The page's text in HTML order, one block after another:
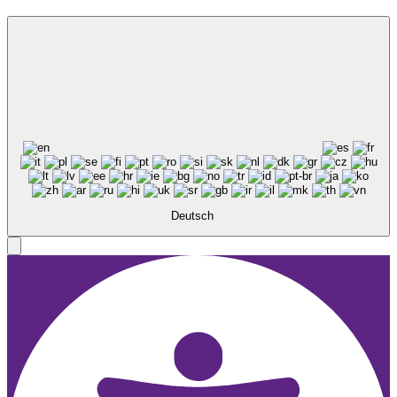
Deutsch